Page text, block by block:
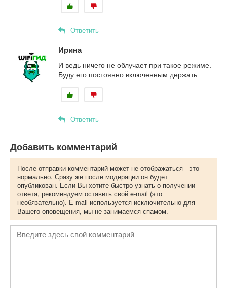
Ответить
Ирина
И ведь ничего не облучает при такое режиме.
Буду его постоянно включенным держать
Ответить
Добавить комментарий
После отправки комментарий может не отображаться - это
нормально. Сразу же после модерации он будет
опубликован. Если Вы хотите быстро узнать о получении
ответа, рекомендуем оставить свой e-mail (это
необязательно). E-mail используется исключительно для
Вашего оповещения, мы не занимаемся спамом.